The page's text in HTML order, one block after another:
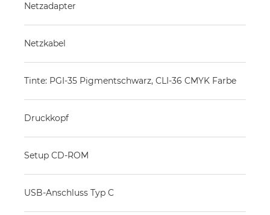
Netzadapter
Netzkabel
Tinte: PGI-35 Pigmentschwarz, CLI-36 CMYK Farbe
Druckkopf
Setup CD-ROM
USB-Anschluss Typ C